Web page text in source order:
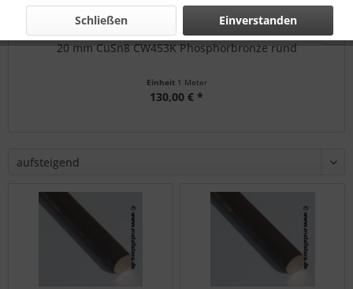
20 mm CuSn8 CW453K Phosphorbronze rund
Einheit 1 Meter
130,00 € *
Einverstanden
Schließen